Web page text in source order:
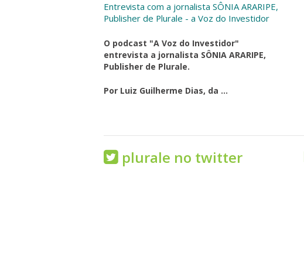
Entrevista com a jornalista SÔNIA ARARIPE,
Publisher de Plurale - a Voz do Investidor
O podcast "A Voz do Investidor"
entrevista a jornalista SÔNIA ARARIPE,
Publisher de Plurale.
Por Luiz Guilherme Dias, da ...
plurale no twitter